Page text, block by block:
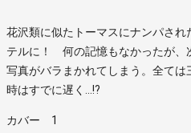
花沢類に似たトーマスにナンパさ
テルに！ 何の記憶もなかったが、
写真がバラまかれてしまう。全て
時はすでに遅く…!?
カバー 1